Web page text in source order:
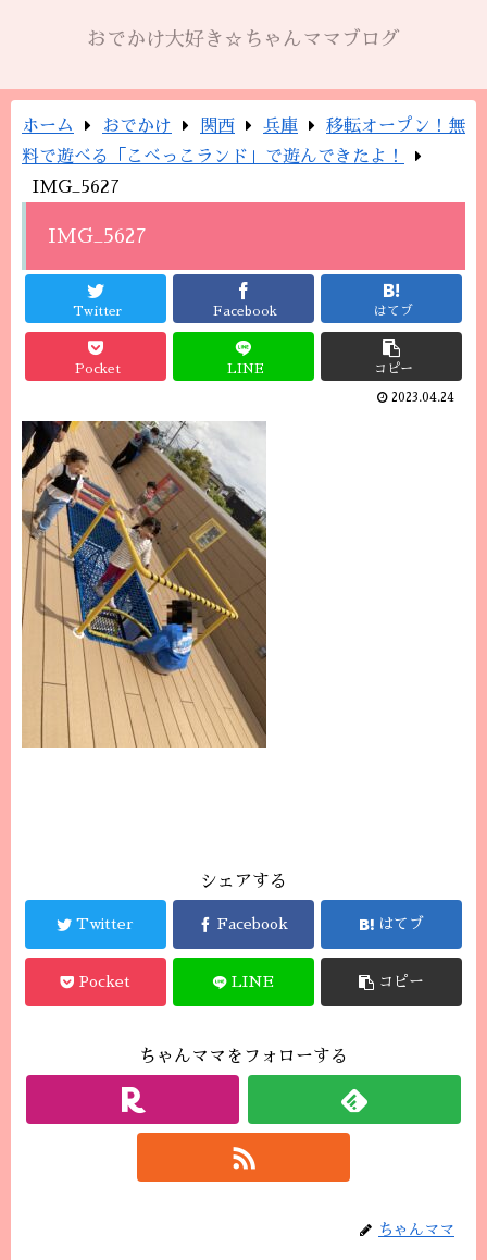
おでかけ大好き☆ちゃんママブログ
ホーム おでかけ 関西 兵庫
移転オープン！無
料で遊べる「こべっこランド」で遊んできたよ！
IMG_5627
IMG_5627
Twitter Facebook はてブ
Pocket LINE コピー
2023.04.24
シェアする
Twitter Facebook はてブ
Pocket LINE コピー
ちゃんママをフォローする
ちゃんママ